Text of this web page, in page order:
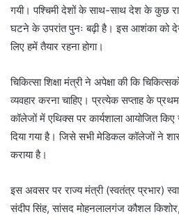
गयी। पश्चिमी देशों के साथ-साथ देश के कुछ
घटने के उपरांत पुनः बढ़ी है। इस आशंका को
लिए हमें तैयार रहना होगा।
चिकित्सा शिक्षा मंत्री ने अपेक्षा की कि
व्यवहार करना चाहिए। प्रत्येक सप्ताह के
कॉलेजों में एथिक्स पर कार्यशाला आयोजित
दिया गया है। जिसे सभी मेडिकल कॉलेजों ने
कराया है।
इस अवसर पर राज्य मंत्री (स्वतंत्र प्रभार)
संदीप सिंह, सांसद मोहनलालगंज कौशल किशोर,